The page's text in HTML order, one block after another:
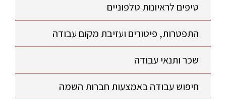
טיפים לראיונות טלפוניים
התפטרות, פיטורים ועזיבת מקום עבודה
שכר ותנאי עבודה
חיפוש עבודה באמצעות חברות השמה